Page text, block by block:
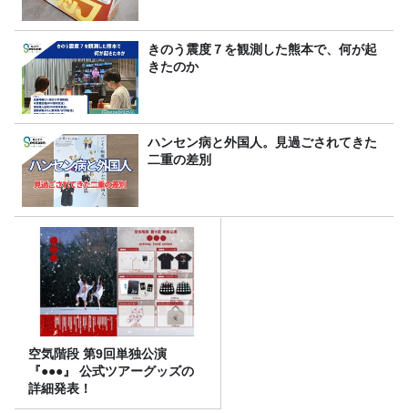
きのう震度７を観測した熊本で、何が起
きたのか
ハンセン病と外国人。見過ごされてきた
二重の差別
空気階段 第9回単独公演
『●●●』 公式ツアーグッズの
詳細発表！